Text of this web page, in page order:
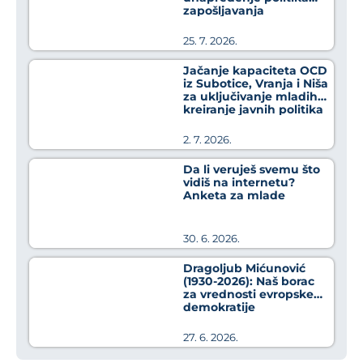
zapošljavanja
25. 7. 2026.
Jačanje kapaciteta OCD
iz Subotice, Vranja i Niša
za uključivanje mladih u
kreiranje javnih politika
2. 7. 2026.
Da li veruješ svemu što
vidiš na internetu?
Anketa za mlade
30. 6. 2026.
Dragoljub Mićunović
(1930-2026): Naš borac
za vrednosti evropske
demokratije
27. 6. 2026.